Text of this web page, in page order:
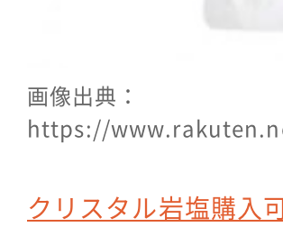
画像出典：
https://
クリスタル岩塩購入